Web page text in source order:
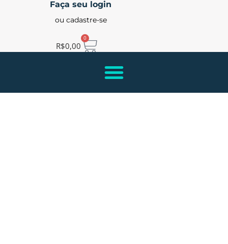
Faça seu login
ou cadastre-se
R$0,00
0